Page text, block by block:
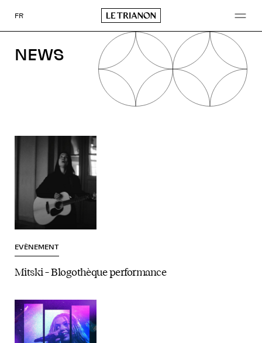
toFR
NEWS
EVÈNEMENT
Mitski – Blogothèque performance